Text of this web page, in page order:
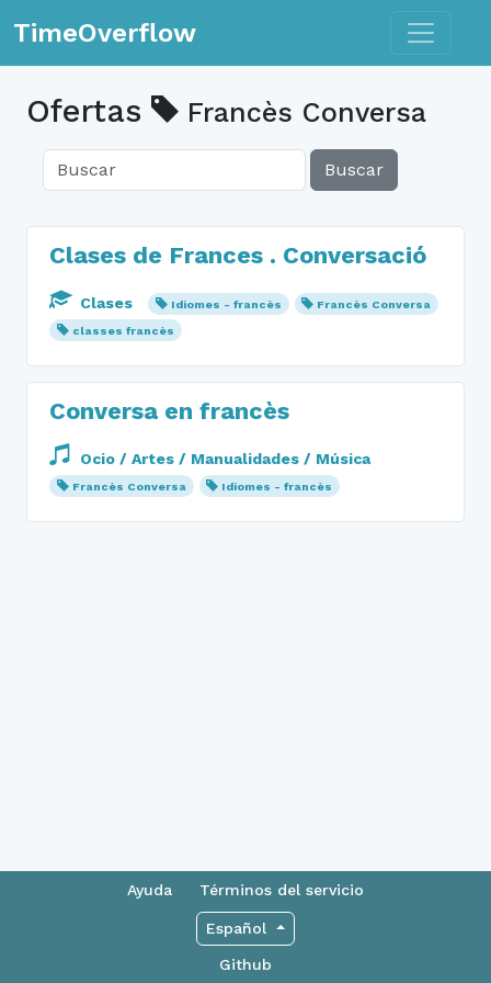
TimeOverflow Toggle
Ofertas Francès Conversa
Buscar
Clases de Frances . Conversació
Clases Idiomes - francès
Francès Conversa
classes francès
Conversa en francès
Ocio / Artes / Manualidades / Música
Francès Conversa Idiomes - francès
Ayuda Términos del servicio
Español
Github